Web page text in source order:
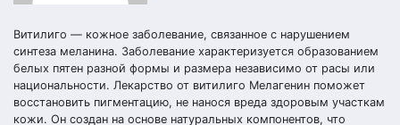
Витилиго — кожное заболевание, связанное с нарушением
синтеза меланина. Заболевание характеризуется образованием
белых пятен разной формы и размера независимо от расы или
национальности. Лекарство от витилиго Мелагенин поможет
восстановить пигментацию, не нанося вреда здоровым участкам
кожи. Он создан на основе натуральных компонентов, что